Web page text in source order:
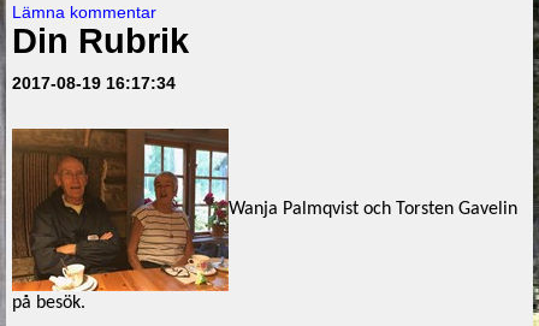
Lämna kommentar
Din Rubrik
2017-08-19 16:17:34
Wanja Palmqvist och Torsten Gavelin
på besök.